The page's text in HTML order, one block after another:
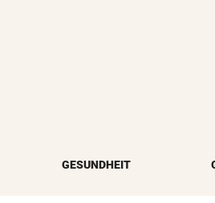
GESUNDHEIT